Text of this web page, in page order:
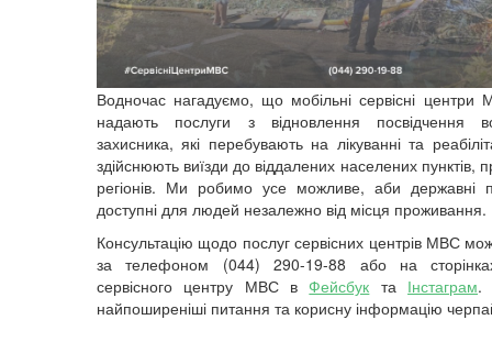
Водночас нагадуємо, що мобільні сервісні центри
надають послуги з відновлення посвідчення
захисника, які перебувають на лікуванні та
здійснюють виїзди до віддалених населених пунктів,
регіонів. Ми робимо усе можливе, аби державні
доступні для людей незалежно від місця проживання.
Консультацію щодо послуг сервісних центрів МВС
за телефоном (044) 290-19-88 або на
сервісного центру МВС вФейсбук та Інстаграм.
найпоширеніші питання та корисну інформацію